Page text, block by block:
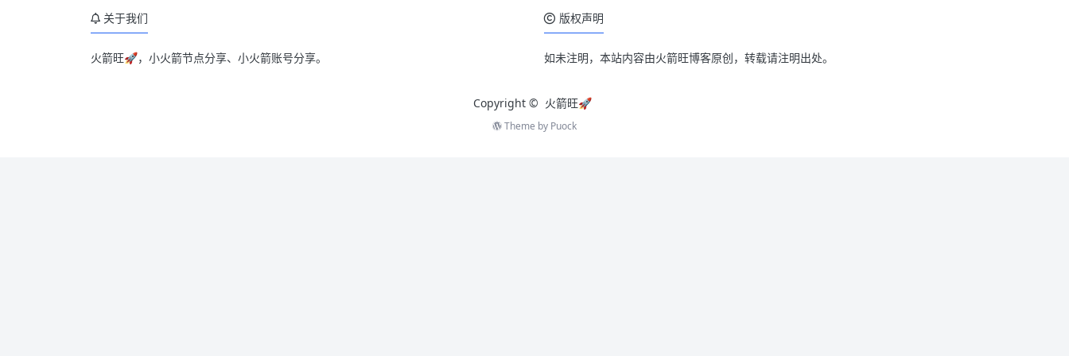
关于我们
火箭旺🚀，小火箭节点分享、小火箭账号分享。
版权声明
如未注明，本站内容由火箭旺博客原创，转载请注明出处。
Copyright © 火箭旺🚀
Theme by Puock